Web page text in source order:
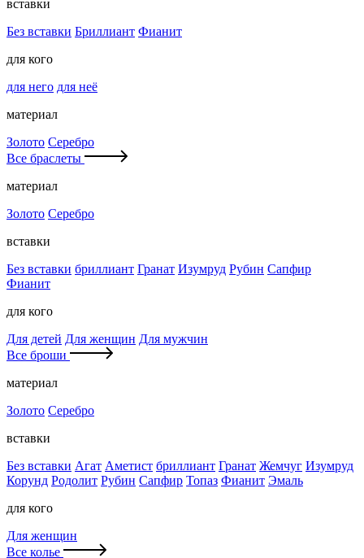
вставки
Без вставки Бриллиант Фианит
для кого
для него для неё
материал
Золото Серебро
Все браслеты
материал
Золото Серебро
вставки
Без вставки бриллиант Гранат Изумруд Рубин Сапфир
Фианит
для кого
Для детей Для женщин Для мужчин
Все броши
материал
Золото Серебро
вставки
Без вставки Агат Аметист бриллиант Гранат Жемчуг Изумруд
Корунд Родолит Рубин Сапфир Топаз Фианит Эмаль
для кого
Для женщин
Все колье